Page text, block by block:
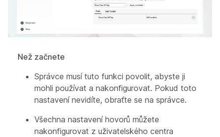
Než začnete
Správce musí tuto funkci povolit, abyste ji
mohli používat a nakonfigurovat. Pokud toto
nastavení nevidíte, obraťte se na správce.
Všechna nastavení hovorů můžete
nakonfigurovat z uživatelského centra